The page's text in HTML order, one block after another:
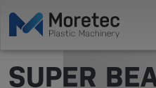
SUPER